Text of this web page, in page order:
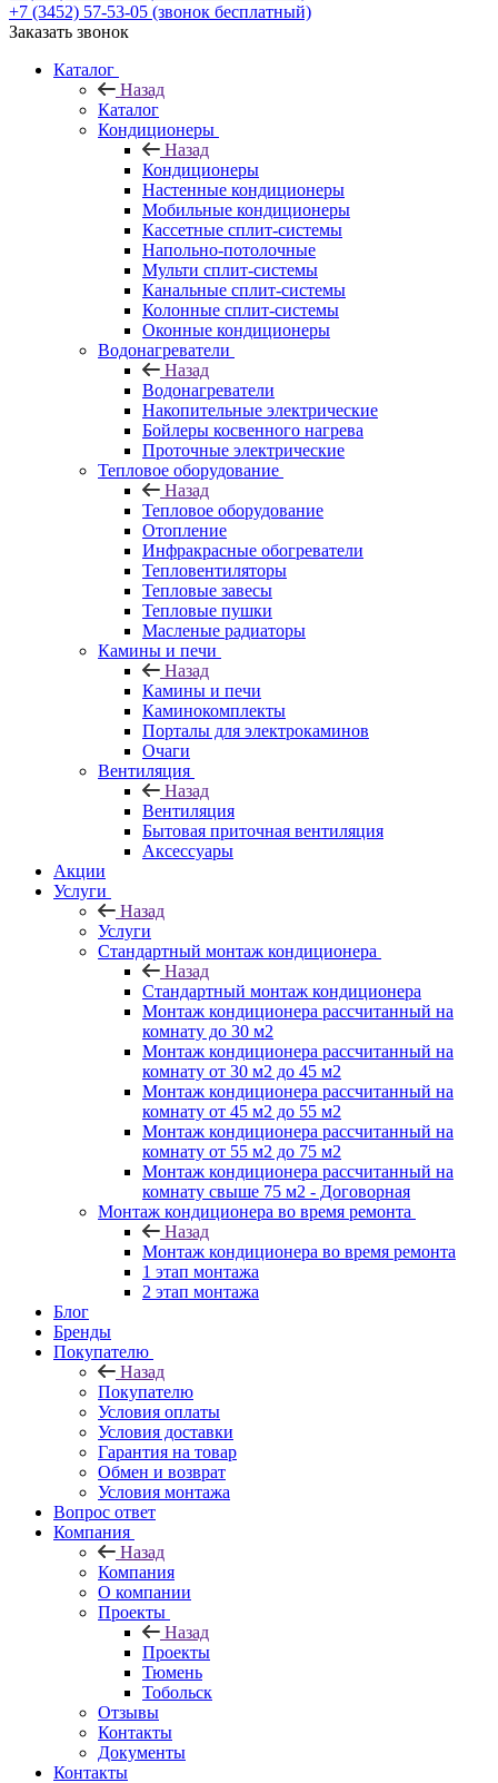
+7 (3452) 57-53-05 (звонок бесплатный)
Заказать звонок
Каталог
Назад
Каталог
Кондиционеры
Назад
Кондиционеры
Настенные кондиционеры
Мобильные кондиционеры
Кассетные сплит-системы
Напольно-потолочные
Мульти сплит-системы
Канальные сплит-системы
Колонные сплит-системы
Оконные кондиционеры
Водонагреватели
Назад
Водонагреватели
Накопительные электрические
Бойлеры косвенного нагрева
Проточные электрические
Тепловое оборудование
Назад
Тепловое оборудование
Отопление
Инфракрасные обогреватели
Тепловентиляторы
Тепловые завесы
Тепловые пушки
Масленые радиаторы
Камины и печи
Назад
Камины и печи
Каминокомплекты
Порталы для электрокаминов
Очаги
Вентиляция
Назад
Вентиляция
Бытовая приточная вентиляция
Аксессуары
Акции
Услуги
Назад
Услуги
Стандартный монтаж кондиционера
Назад
Стандартный монтаж кондиционера
Монтаж кондиционера рассчитанный на
комнату до 30 м2
Монтаж кондиционера рассчитанный на
комнату от 30 м2 до 45 м2
Монтаж кондиционера рассчитанный на
комнату от 45 м2 до 55 м2
Монтаж кондиционера рассчитанный на
комнату от 55 м2 до 75 м2
Монтаж кондиционера рассчитанный на
комнату свыше 75 м2 - Договорная
Монтаж кондиционера во время ремонта
Назад
Монтаж кондиционера во время ремонта
1 этап монтажа
2 этап монтажа
Блог
Бренды
Покупателю
Назад
Покупателю
Условия оплаты
Условия доставки
Гарантия на товар
Обмен и возврат
Условия монтажа
Вопрос ответ
Компания
Назад
Компания
О компании
Проекты
Назад
Проекты
Тюмень
Тобольск
Отзывы
Контакты
Документы
Контакты